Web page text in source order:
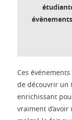
Ces
de découvrir un
enrichissant
vraiment